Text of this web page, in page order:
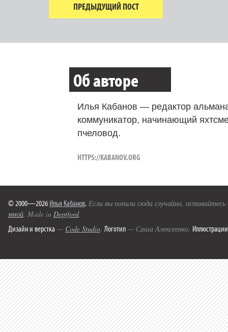
ПРЕДЫДУЩИЙ ПОСТ
Об авторе
Илья Кабанов — редактор
коммуникатор, начинающий
пчеловод.
HTTPS://KABANOV.ORG
© 2000—2026 Илья Кабанов. Если вы попали сюда случайно,
мной. Made in Deptford.
Дизайн и верстка — Code Studio. Логотип — Саша Алексеенко. Иллюстрации